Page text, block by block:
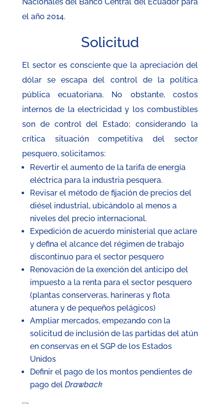
el año 2014.
Solicitud
El sector es consciente que la apreciación del
dólar se escapa del control de la política
pública ecuatoriana. No obstante, costos
internos de la electricidad y los combustibles
son de control del Estado; considerando la
crítica situación competitiva del sector
pesquero, solicitamos:
Revertir el aumento de la tarifa de energía
eléctrica para la industria pesquera.
Revisar el método de fijación de precios del
diésel industrial, ubicándolo al menos a
niveles del precio internacional.
Expedición de acuerdo ministerial que aclare
y defina el alcance del régimen de trabajo
discontinuo para el sector pesquero
Renovación de la exención del anticipo del
impuesto a la renta para el sector pesquero
(plantas conserveras, harineras y flota
atunera y de pequeños pelágicos)
Ampliar mercados, empezando con la
solicitud de inclusión de las partidas del atún
en conservas en el SGP de los Estados
Unidos
Definir el pago de los montos pendientes de
pago del Drawback